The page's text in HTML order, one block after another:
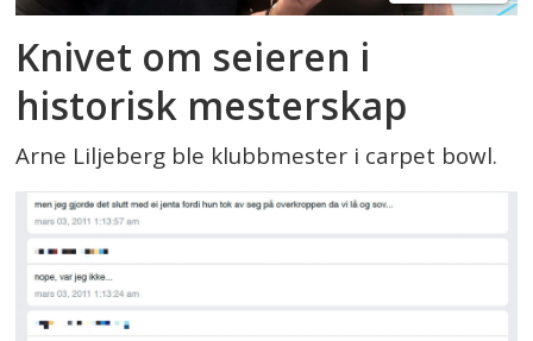
Knivet om seieren i
historisk mesterskap
Arne Liljeberg ble klubbmester i carpet bowl.